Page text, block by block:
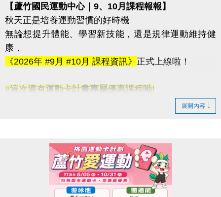
【蘆竹國民運動中心｜9、10月課程報報】
秋天正是培養運動習慣的好時機
無論想提升體能、學習新技能，還是規律運動維持健
康，
《2026年 #9月 #10月 課程資訊》正式上線啦！
#這次還有運動卡計畫專屬優惠課程呦!
★ Android 系統：https://reurl.cc/9ZrKXx
◆ 課程報名時程
08/03-08/10 #舊生原班續報
展開內容